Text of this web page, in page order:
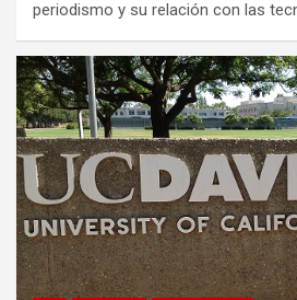
periodismo y su relación con las